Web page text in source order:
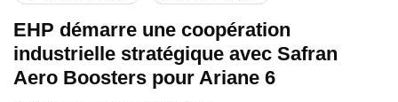
EHP démarre une coopération
industrielle stratégique avec Safran
Aero Boosters pour Ariane 6